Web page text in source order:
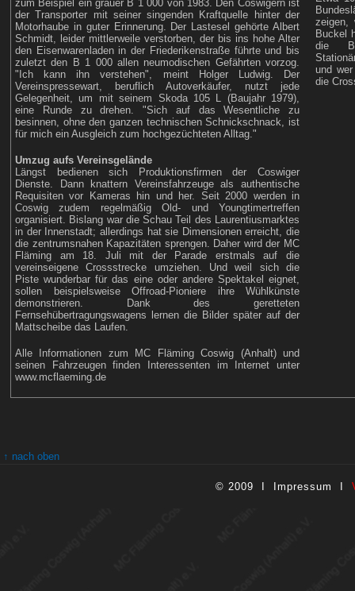
zum Beispiel ein grauer B 1 000 von 1983. Den Coswigern ist
der Transporter mit seiner singenden Kraftquelle hinter der
Motorhaube in guter Erinnerung. Der Lastesel gehörte Albert
Schmidt, leider mittlerweile verstorben, der bis ins hohe Alter
den Eisenwarenladen in der Friederikenstraße führte und bis
zuletzt den B 1 000 allen neumodischen Gefährten vorzog.
"Ich kann ihn verstehen", meint Holger Ludwig. Der
Vereinspressewart, beruflich Autoverkäufer, nutzt jede
Gelegenheit, um mit seinem Skoda 105 L (Baujahr 1979),
eine Runde zu drehen. "Sich auf das Wesentliche zu
besinnen, ohne den ganzen technischen Schnickschnack, ist
für mich ein Ausgleich zum hochgezüchteten Alltag."
Umzug aufs Vereinsgelände
Längst bedienen sich Produktionsfirmen der Coswiger
Dienste. Dann knattern Vereinsfahrzeuge als authentische
Requisiten vor Kameras hin und her. Seit 2000 werden in
Coswig zudem regelmäßig Old- und Youngtimertreffen
organisiert. Bislang war die Schau Teil des Laurentiusmarktes
in der Innenstadt; allerdings hat sie Dimensionen erreicht, die
die zentrumsnahen Kapazitäten sprengen. Daher wird der MC
Fläming am 18. Juli mit der Parade erstmals auf die
vereinseigene Crossstrecke umziehen. Und weil sich die
Piste wunderbar für das eine oder andere Spektakel eignet,
sollen beispielsweise Offroad-Pioniere ihre Wühlkünste
demonstrieren. Dank des geretteten
Fernsehübertragungswagens lernen die Bilder später auf der
Mattscheibe das Laufen.
Alle Informationen zum MC Fläming Coswig (Anhalt) und
seinen Fahrzeugen finden Interessenten im Internet unter
www.mcflaeming.de
zeigen,
Buckel
die
und
die
↑ nach oben
© 2009 I Impressum